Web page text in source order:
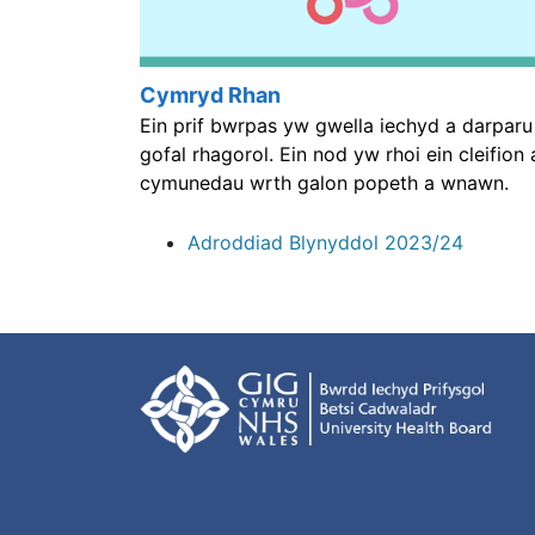
Cymryd Rhan
Ein prif bwrpas yw gwella iechyd a darparu
gofal rhagorol. Ein nod yw rhoi ein cleifion
cymunedau wrth galon popeth a wnawn.
Adroddiad Blynyddol 2023/24